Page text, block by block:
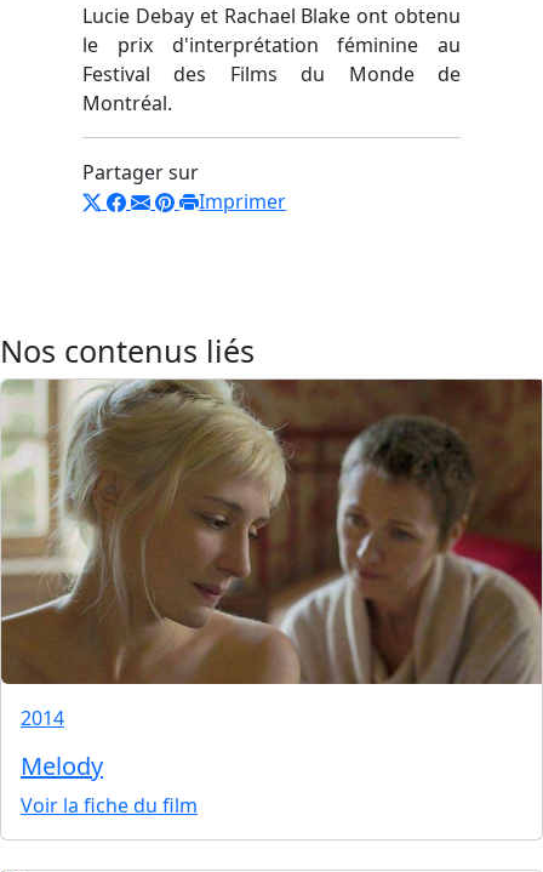
Lucie Debay et Rachael Blake ont obtenu
le prix d'interprétation féminine au
Festival des Films du Monde de
Montréal.
Partager sur
Imprimer
Nos contenus liés
2014
Melody
Voir la fiche du film